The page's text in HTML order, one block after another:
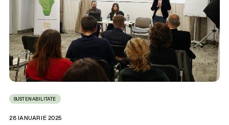
SUSTENABILITATE
28 IANUARIE 2025